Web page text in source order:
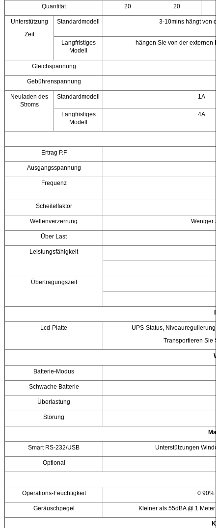
Quantität 20 20
Unterstützung
Zeit
Standardmodell 3-10mins hängt von
Langfristiges
Modell
hängen Sie von der externen
Gleichspannung
Gebührenspannung
Neuladen des
Stroms
Standardmodell 1A
Langfristiges
Modell
4A
Ertrag P.F
Ausgangsspannung
Frequenz
Scheitelfaktor
Wellenverzerrung Weniger
Über Last
Leistungsfähigkeit
Übertragungszeit
Lcd-Platte
UPS-Status, Niveauregulierung,
Transportieren Sie
Batterie-Modus
Schwache Batterie
Überlastung
Störung
Smart RS-232/USB Unterstützungen
Optional
Operations-Feuchtigkeit 0 90%
Geräuschpegel Kleiner als 55dBA @ 1 Meter